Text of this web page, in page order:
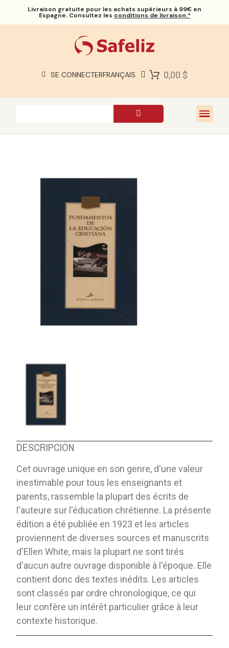
Livraison gratuite pour les achats supérieurs à 99€ en
Espagne. Consultez les conditions de livraison.*
SE CONNECTERFRANÇAIS 0,00 $
À PROPOS DE NOUS
DESCRIPCIÓN
Cet ouvrage unique en son genre, d'une valeur
inestimable pour tous les enseignants et
parents, rassemble la plupart des écrits de
l'auteure sur l'éducation chrétienne. La présente
édition a été publiée en 1923 et les articles
proviennent de diverses sources et manuscrits
d'Ellen White, mais la plupart ne sont tirés
d'aucun autre ouvrage disponible à l'époque. Elle
contient donc des textes inédits. Les articles
sont classés par ordre chronologique, ce qui
leur confère un intérêt particulier grâce à leur
contexte historique.